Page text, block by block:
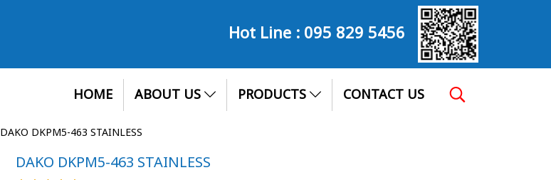
Hot Line :095 829 5456
HOME ABOUT US PRODUCTS CONTACT US
DAKO DKPM5-463 STAINLESS
DAKO DKPM5-463 STAINLESS